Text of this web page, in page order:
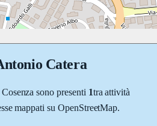
Catera
Cosenza sono presenti 1tra attività
mappati su OpenStreetMap.